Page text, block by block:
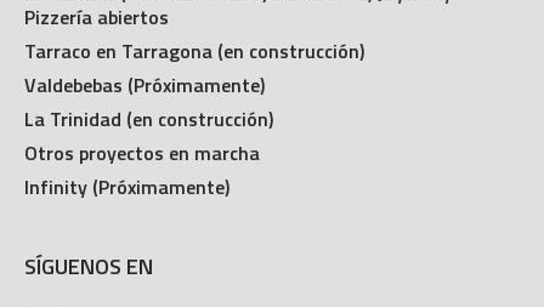
La Rambla (en construcción) Mercadona, Joyería y
Pizzería abiertos
Tarraco en Tarragona (en construcción)
Valdebebas (Próximamente)
La Trinidad (en construcción)
Otros proyectos en marcha